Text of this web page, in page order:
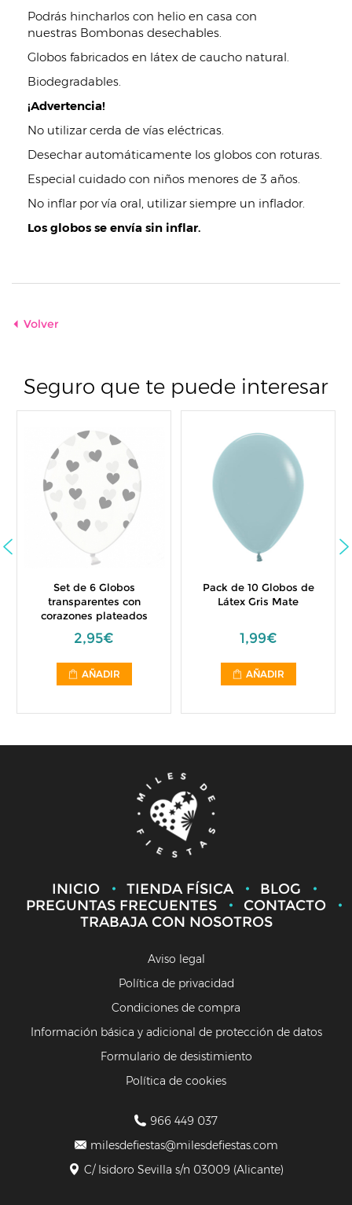
Podrás hincharlos con helio en casa con
nuestras Bombonas desechables.
Globos fabricados en látex de caucho natural.
Biodegradables.
¡Advertencia!
No utilizar cerda de vías eléctricas.
Desechar automáticamente los globos con roturas.
Especial cuidado con niños menores de 3 años.
No inflar por vía oral, utilizar siempre un inflador.
Los globos se envía sin inflar.
Volver
Seguro que te puede interesar
Set de 6 Globos
transparentes con
corazones plateados
2,95€
AÑADIR
Pack de 10 Globos de
Látex Gris Mate
1,99€
AÑADIR
INICIO TIENDA FÍSICA
BLOG
PREGUNTAS FRECUENTES
CONTACTO
TRABAJA CON NOSOTROS
Aviso legal
Política de privacidad
Condiciones de compra
Información básica y adicional de protección de datos
Formulario de desistimiento
Política de cookies
966 449 037
milesdefiestas@milesdefiestas.com
C/ Isidoro Sevilla s/n 03009 (Alicante)